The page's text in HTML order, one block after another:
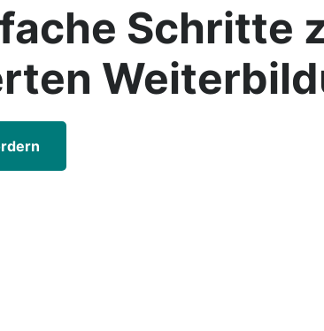
Schritte